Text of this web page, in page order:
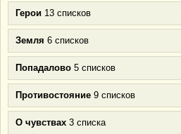
Герои 13 списков
Земля 6 списков
Попадалово 5 списков
Противостояние 9 списков
О чувствах 3 списка